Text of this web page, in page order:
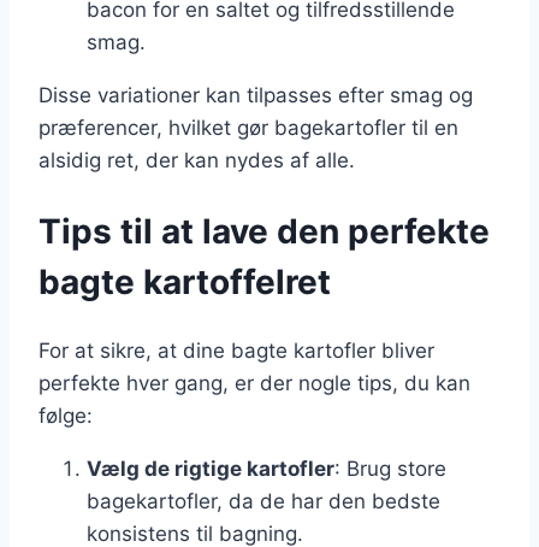
bacon for en saltet og tilfredsstillende
smag.
Disse variationer kan tilpasses efter smag og
præferencer, hvilket gør bagekartofler til en
alsidig ret, der kan nydes af alle.
Tips til at lave den perfekte
bagte kartoffelret
For at sikre, at dine bagte kartofler bliver
perfekte hver gang, er der nogle tips, du kan
følge:
Vælg de rigtige kartofler: Brug store
bagekartofler, da de har den bedste
konsistens til bagning.